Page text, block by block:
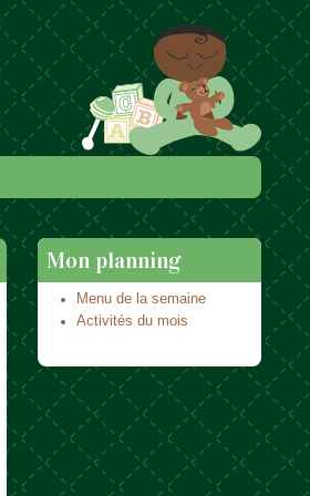
Mon planning
Menu de la semaine
Activités du mois